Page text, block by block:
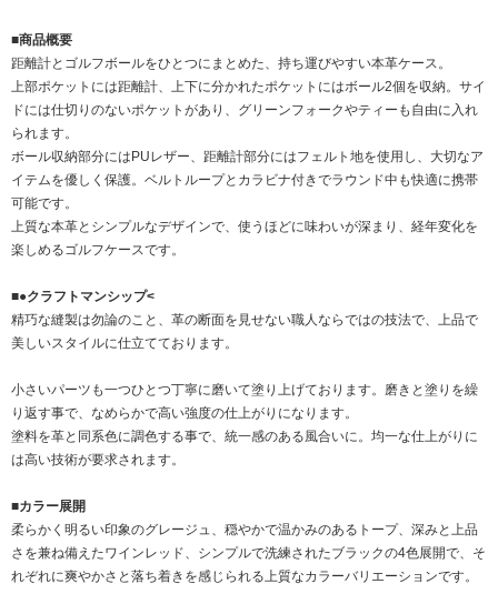
■商品概要
距離計とゴルフボールをひとつにまとめた、持ち運びやすい本革ケース。
上部ポケットには距離計、上下に分かれたポケットにはボール2個を収納。サイ
ドには仕切りのないポケットがあり、グリーンフォークやティーも自由に入れ
られます。
ボール収納部分にはPUレザー、距離計部分にはフェルト地を使用し、大切なア
イテムを優しく保護。ベルトループとカラビナ付きでラウンド中も快適に携帯
可能です。
上質な本革とシンプルなデザインで、使うほどに味わいが深まり、経年変化を
楽しめるゴルフケースです。
■●クラフトマンシップ<
精巧な縫製は勿論のこと、革の断面を見せない職人ならではの技法で、上品で
美しいスタイルに仕立てております。
小さいパーツも一つひとつ丁寧に磨いて塗り上げております。磨きと塗りを繰
り返す事で、なめらかで高い強度の仕上がりになります。
塗料を革と同系色に調色する事で、統一感のある風合いに。均一な仕上がりに
は高い技術が要求されます。
■カラー展開
柔らかく明るい印象のグレージュ、穏やかで温かみのあるトープ、深みと上品
さを兼ね備えたワインレッド、シンプルで洗練されたブラックの4色展開で、そ
れぞれに爽やかさと落ち着きを感じられる上質なカラーバリエーションです。